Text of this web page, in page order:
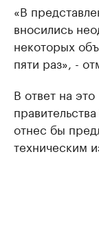
«В
вносились
некоторых
пяти раз», -
В ответ на
отнес бы
техническим